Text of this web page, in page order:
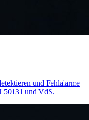
und Fehlalarme
50131 und VdS.